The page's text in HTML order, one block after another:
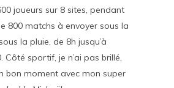
joueurs sur 8 sites, pendant
800 matchs à envoyer sous la
la pluie, de 8h jusqu’à
Côté sportif, je n’ai pas brillé,
bon moment avec mon super